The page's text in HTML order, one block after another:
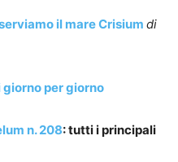
il mare Crisium di
per giorno
n. 208: tutti i principali